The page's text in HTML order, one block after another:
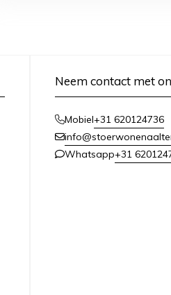
Neem contact met
Mobiel+31 620124736
Whatsapp+31